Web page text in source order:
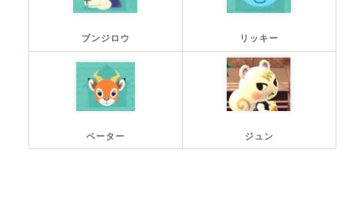
ブンジロウ リッキー
ペーター ジュン